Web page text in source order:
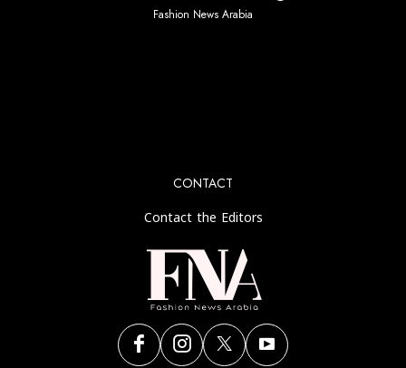
Fashion News Arabia
CONTACT
Contact the Editors